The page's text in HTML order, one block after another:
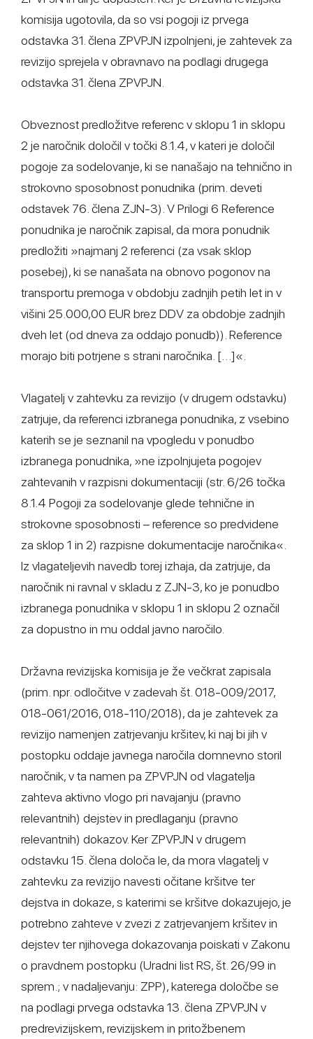
komisija ugotovila, da so vsi pogoji iz prvega
odstavka 31. člena ZPVPJN izpolnjeni, je zahtevek za
revizijo sprejela v obravnavo na podlagi drugega
odstavka 31. člena ZPVPJN.
Obveznost predložitve referenc v sklopu 1 in sklopu
2 je naročnik določil v točki 8.1.4, v kateri je določil
pogoje za sodelovanje, ki se nanašajo na tehnično in
strokovno sposobnost ponudnika (prim. deveti
odstavek 76. člena ZJN-3). V Prilogi 6 Reference
ponudnika je naročnik zapisal, da mora ponudnik
predložiti »najmanj 2 referenci (za vsak sklop
posebej), ki se nanašata na obnovo pogonov na
transportu premoga v obdobju zadnjih petih let in v
višini 25.000,00 EUR brez DDV za obdobje zadnjih
dveh let (od dneva za oddajo ponudb)). Reference
morajo biti potrjene s strani naročnika. […]«.
Vlagatelj v zahtevku za revizijo (v drugem odstavku)
zatrjuje, da referenci izbranega ponudnika, z vsebino
katerih se je seznanil na vpogledu v ponudbo
izbranega ponudnika, »ne izpolnjujeta pogojev
zahtevanih v razpisni dokumentaciji (str. 6/26 točka
8.1.4 Pogoji za sodelovanje glede tehnične in
strokovne sposobnosti – reference so predvidene
za sklop 1 in 2) razpisne dokumentacije naročnika«.
Iz vlagateljevih navedb torej izhaja, da zatrjuje, da
naročnik ni ravnal v skladu z ZJN-3, ko je ponudbo
izbranega ponudnika v sklopu 1 in sklopu 2 označil
za dopustno in mu oddal javno naročilo.
Državna revizijska komisija je že večkrat zapisala
(prim. npr. odločitve v zadevah št. 018-009/2017,
018-061/2016, 018-110/2018), da je zahtevek za
revizijo namenjen zatrjevanju kršitev, ki naj bi jih v
postopku oddaje javnega naročila domnevno storil
naročnik, v ta namen pa ZPVPJN od vlagatelja
zahteva aktivno vlogo pri navajanju (pravno
relevantnih) dejstev in predlaganju (pravno
relevantnih) dokazov. Ker ZPVPJN v drugem
odstavku 15. člena določa le, da mora vlagatelj v
zahtevku za revizijo navesti očitane kršitve ter
dejstva in dokaze, s katerimi se kršitve dokazujejo, je
potrebno zahteve v zvezi z zatrjevanjem kršitev in
dejstev ter njihovega dokazovanja poiskati v Zakonu
o pravdnem postopku (Uradni list RS, št. 26/99 in
sprem.; v nadaljevanju: ZPP), katerega določbe se
na podlagi prvega odstavka 13. člena ZPVPJN v
predrevizijskem, revizijskem in pritožbenem